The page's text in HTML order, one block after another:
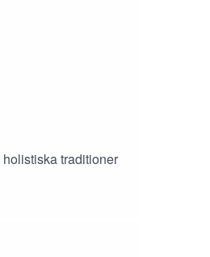
holistiska traditioner